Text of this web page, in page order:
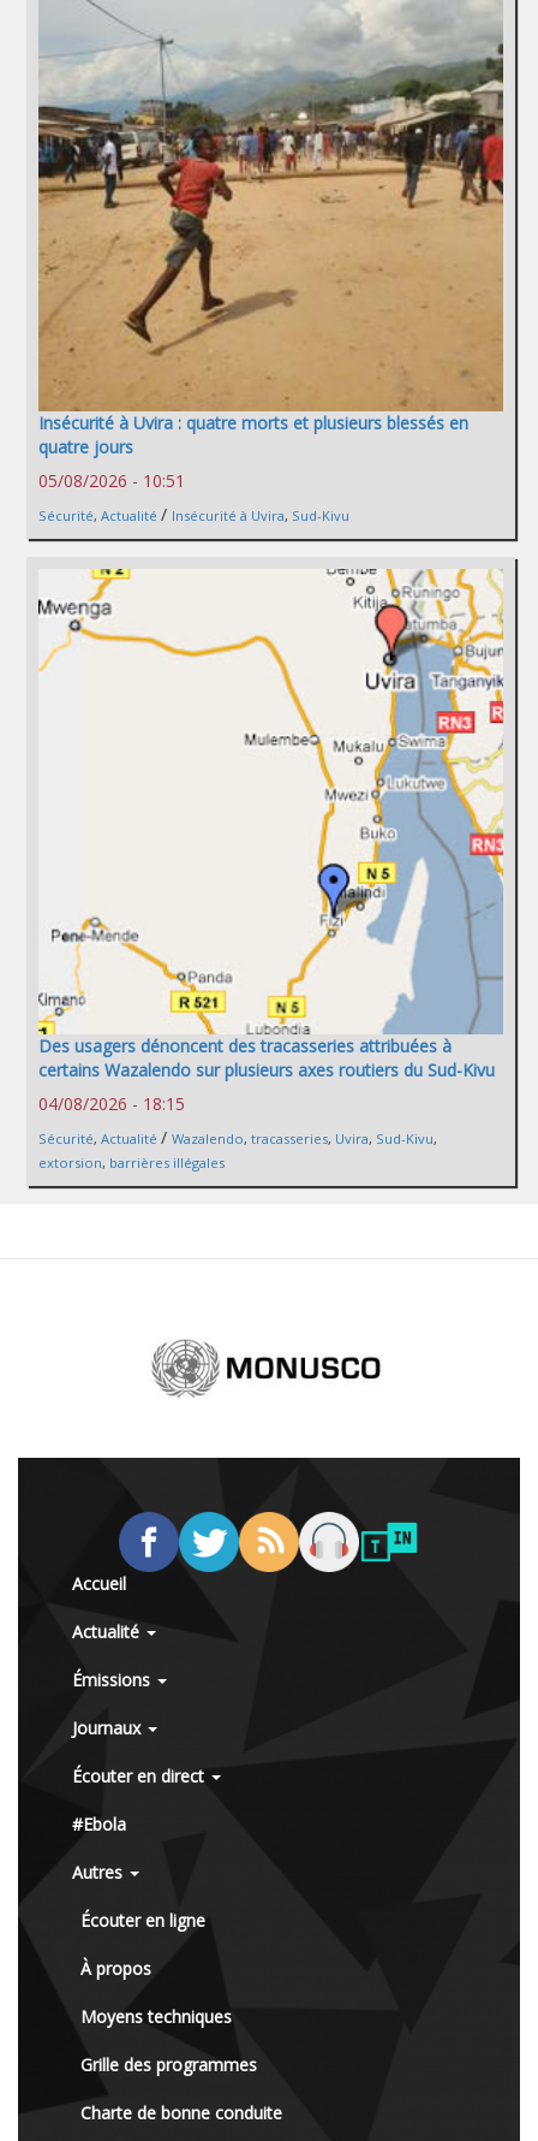
Insécurité à Uvira : quatre morts et plusieurs blessés en
quatre jours
05/08/2026 - 10:51
Sécurité, Actualité / Insécurité à Uvira, Sud-Kivu
Des usagers dénoncent des tracasseries attribuées à
certains Wazalendo sur plusieurs axes routiers du Sud-Kivu
04/08/2026 - 18:15
Sécurité, Actualité / Wazalendo, tracasseries, Uvira, Sud-Kivu,
extorsion, barrières illégales
Accueil
Actualité
Émissions
Journaux
Écouter en direct
#Ebola
Autres
Écouter en ligne
À propos
Moyens techniques
Grille des programmes
Charte de bonne conduite